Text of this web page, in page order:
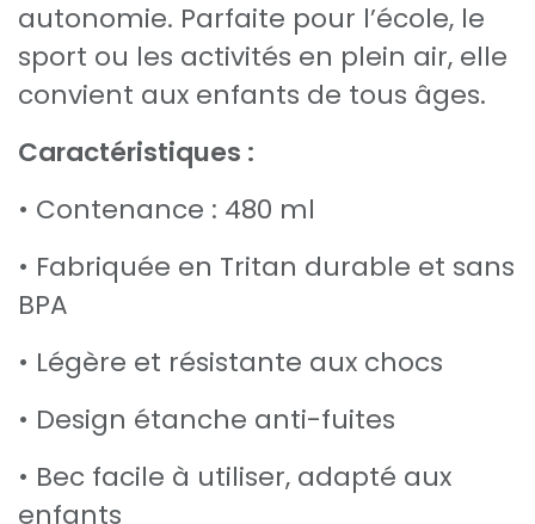
autonomie. Parfaite pour l’école, le
sport ou les activités en plein air, elle
convient aux enfants de tous âges.
Caractéristiques :
• Contenance : 480 ml
• Fabriquée en Tritan durable et sans
BPA
• Légère et résistante aux chocs
• Design étanche anti-fuites
• Bec facile à utiliser, adapté aux
enfants